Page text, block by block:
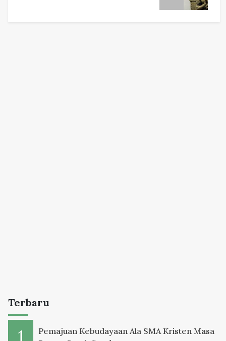
Terbaru
Pemajuan Kebudayaan Ala SMA Kristen Masa